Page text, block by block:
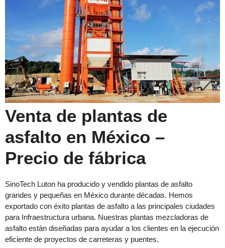
Venta de plantas de
asfalto en México –
Precio de fábrica
SinoTech Luton ha producido y vendido plantas de asfalto
grandes y pequeñas en México durante décadas. Hemos
exportado con éxito plantas de asfalto a las principales ciudades
para Infraestructura urbana. Nuestras plantas mezcladoras de
asfalto están diseñadas para ayudar a los clientes en la ejecución
eficiente de proyectos de carreteras y puentes.